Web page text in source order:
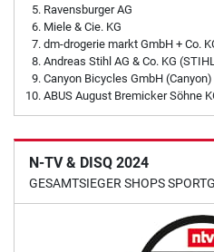
Ravensburger AG
Miele & Cie. KG
dm-drogerie markt GmbH + Co.
Andreas Stihl AG & Co. KG
Canyon Bicycles GmbH (Canyon)
ABUS August Bremicker Söhne
N-TV & DISQ 2024
GESAMTSIEGER SHOPS